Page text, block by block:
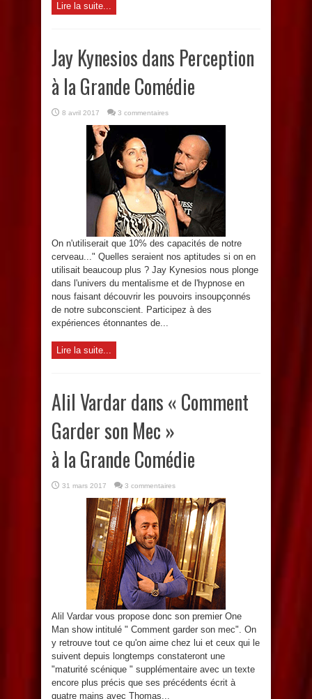
Lire la suite...
Jay Kynesios dans Perception
à la Grande Comédie
8 avril 2017 3 commentaires
On n'utiliserait que 10% des capacités de notre
cerveau..." Quelles seraient nos aptitudes si on en
utilisait beaucoup plus ? Jay Kynesios nous plonge
dans l'univers du mentalisme et de l'hypnose en
nous faisant découvrir les pouvoirs insoupçonnés
de notre subconscient. Participez à des
expériences étonnantes de...
Lire la suite...
Alil Vardar dans « Comment
Garder son Mec »
à la Grande Comédie
31 mars 2017 3 commentaires
Alil Vardar vous propose donc son premier One
Man show intitulé " Comment garder son mec". On
y retrouve tout ce qu'on aime chez lui et ceux qui le
suivent depuis longtemps constateront une
"maturité scénique " supplémentaire avec un texte
encore plus précis que ses précédents écrit à
quatre mains avec Thomas...